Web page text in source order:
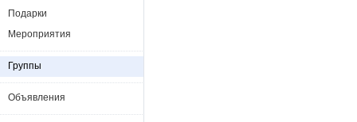
Подарки
Мероприятия
Группы
Объявления